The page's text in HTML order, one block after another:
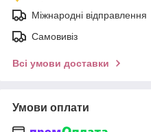
Міжнародні відправлення
Самовивіз
Всі умови доставки
Умови оплати